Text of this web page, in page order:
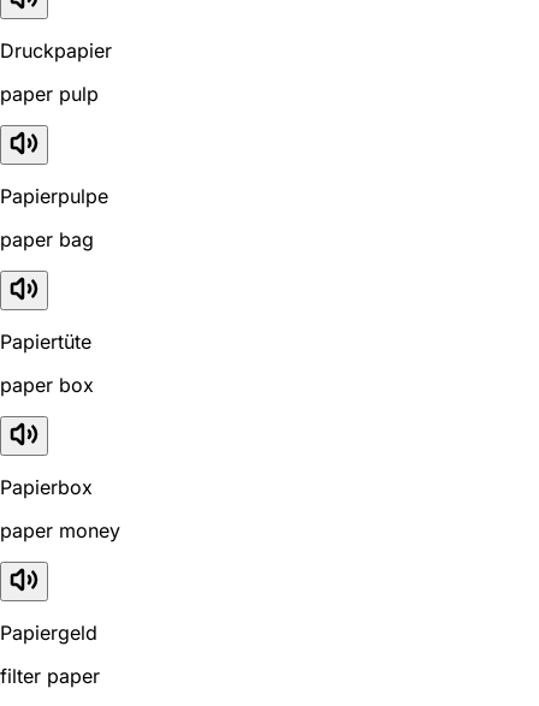
Druckpapier
paper pulp
Papierpulpe
paper bag
Papiertüte
paper box
Papierbox
paper money
Papiergeld
filter paper